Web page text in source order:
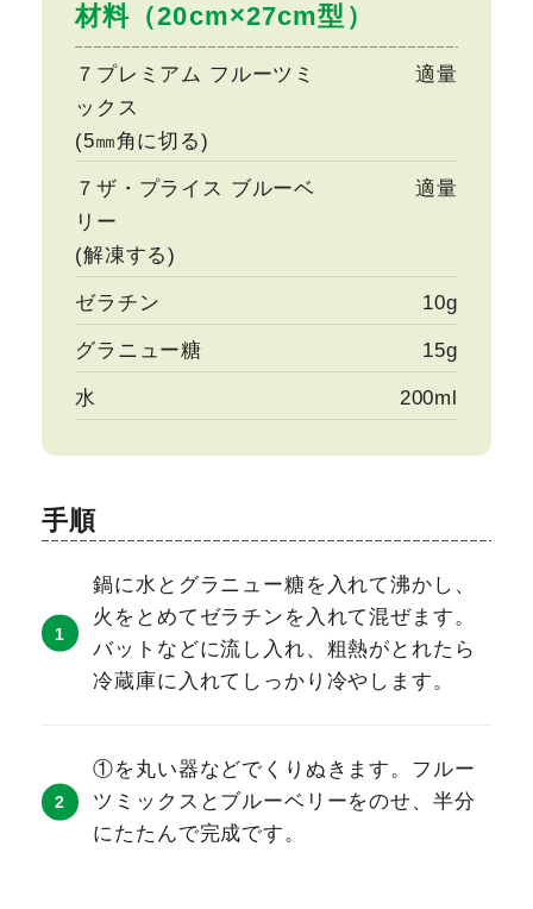
材料（20cm×27cm型）
７プレミアム フルーツミ
ックス
(5㎜角に切る)
適量
７ザ・プライス ブルーベ
リー
(解凍する)
適量
ゼラチン 10g
グラニュー糖 15g
水 200ml
手順
鍋に水とグラニュー糖を入れて沸かし、
火をとめてゼラチンを入れて混ぜます。
バットなどに流し入れ、粗熱がとれたら
冷蔵庫に入れてしっかり冷やします。
①を丸い器などでくりぬきます。フルー
ツミックスとブルーベリーをのせ、半分
にたたんで完成です。